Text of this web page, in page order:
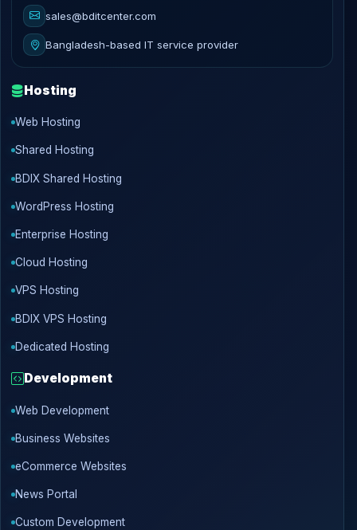
sales@bditcenter.com
Bangladesh-based IT service provider
Hosting
Web Hosting
Shared Hosting
BDIX Shared Hosting
WordPress Hosting
Enterprise Hosting
Cloud Hosting
VPS Hosting
BDIX VPS Hosting
Dedicated Hosting
Development
Web Development
Business Websites
eCommerce Websites
News Portal
Custom Development